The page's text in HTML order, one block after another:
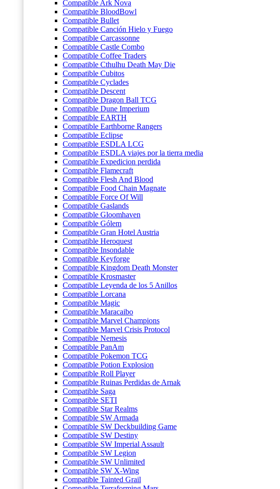
Compatible Ark Nova
Compatible BloodBowl
Compatible Bullet
Compatible Canción Hielo y Fuego
Compatible Carcassonne
Compatible Castle Combo
Compatible Coffee Traders
Compatible Cthulhu Death May Die
Compatible Cubitos
Compatible Cyclades
Compatible Descent
Compatible Dragon Ball TCG
Compatible Dune Imperium
Compatible EARTH
Compatible Earthborne Rangers
Compatible Eclipse
Compatible ESDLA LCG
Compatible ESDLA viajes por la tierra media
Compatible Expedicion perdida
Compatible Flamecraft
Compatible Flesh And Blood
Compatible Food Chain Magnate
Compatible Force Of Will
Compatible Gaslands
Compatible Gloomhaven
Compatible Gólem
Compatible Gran Hotel Austria
Compatible Heroquest
Compatible Insondable
Compatible Keyforge
Compatible Kingdom Death Monster
Compatible Krosmaster
Compatible Leyenda de los 5 Anillos
Compatible Lorcana
Compatible Magic
Compatible Maracaibo
Compatible Marvel Champions
Compatible Marvel Crisis Protocol
Compatible Nemesis
Compatible PanAm
Compatible Pokemon TCG
Compatible Potion Explosion
Compatible Roll Player
Compatible Ruinas Perdidas de Arnak
Compatible Saga
Compatible SETI
Compatible Star Realms
Compatible SW Armada
Compatible SW Deckbuilding Game
Compatible SW Destiny
Compatible SW Imperial Assault
Compatible SW Legion
Compatible SW Unlimited
Compatible SW X-Wing
Compatible Tainted Grail